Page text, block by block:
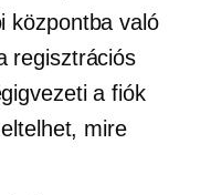
központba való
regisztrációs
a fiók
mire